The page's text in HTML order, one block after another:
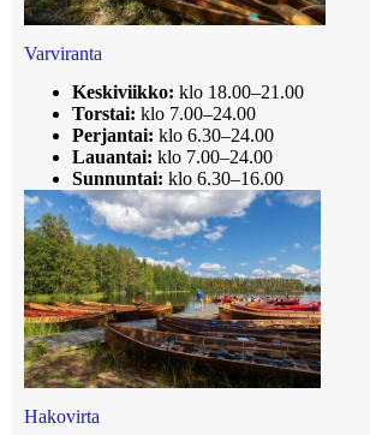
Varviranta
Keskiviikko: klo 18.00–21.00
Torstai: klo 7.00–24.00
Perjantai: klo 6.30–24.00
Lauantai: klo 7.00–24.00
Sunnuntai: klo 6.30–16.00
Hakovirta